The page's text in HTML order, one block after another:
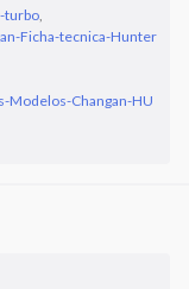
turbo,
Ficha-tecnica-Hunter
Modelos-Changan-HU